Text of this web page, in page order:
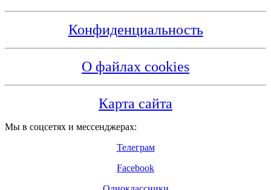
Конфиденциальность
О файлах cookies
Карта сайта
Мы в соцсетях и мессенджерах:
Телеграм
Facebook